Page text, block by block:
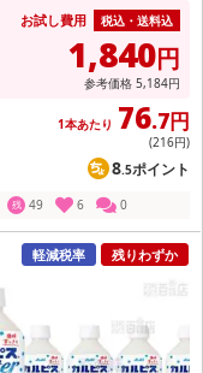
お試し費用 税込・送料込
1,840円
参考価格 5,184円
1本あたり 76.7円
(216円)
8.5ポイント
残 49 6 0
軽減税率 残りわずか